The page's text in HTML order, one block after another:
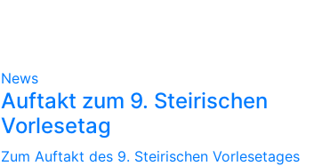
News
Auftakt zum 9. Steirischen
Vorlesetag
Zum Auftakt des 9. Steirischen Vorlesetages